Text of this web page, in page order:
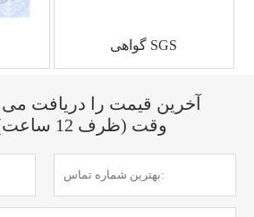
گواهی SGS
آخرین قیمت را دریافت می
وقت (ظرف 12 ساعت) پاسخ خواهیم داد